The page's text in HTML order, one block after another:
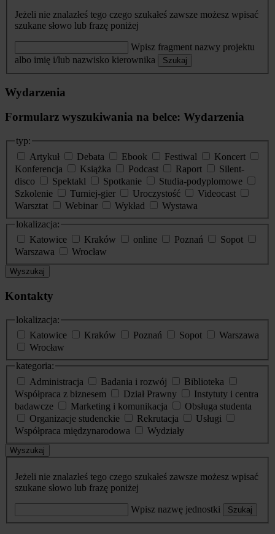
Jeżeli nie znalazłeś tego czego szukałeś zawsze możesz wpisać
szukane słowo lub frazę poniżej
Wpisz fragment nazwy projektu
albo imię i/lub nazwisko kierownika
Szukaj
Wydarzenia
Formularz wyszukiwania na belce: Wydarzenia
typ:
Artykuł
Debata Ebook Festiwal
Koncert
Konferencja
Książka Podcast Raport
Silent-
disco
Spektakl Spotkanie
Studia-podyplomowe
Szkolenie
Turniej-gier Uroczystość
Videocast
Warsztat
Webinar Wykład
Wystawa
lokalizacja:
Katowice
Kraków online Poznań
Sopot
Warszawa
Wrocław
Wyszukaj
Kontakty
lokalizacja:
Katowice
Kraków Poznań Sopot
Warszawa
Wrocław
kategoria:
Administracja
Badania i rozwój
Biblioteka
Współpraca z biznesem
Dział Prawny
Instytuty i centra
badawcze
Marketing i komunikacja
Obsługa studenta
Organizacje studenckie
Rekrutacja
Usługi
Współpraca międzynarodowa
Wydziały
Wyszukaj
Jeżeli nie znalazłeś tego czego szukałeś zawsze możesz wpisać
szukane słowo lub frazę poniżej
Wpisz nazwę jednostki Szukaj